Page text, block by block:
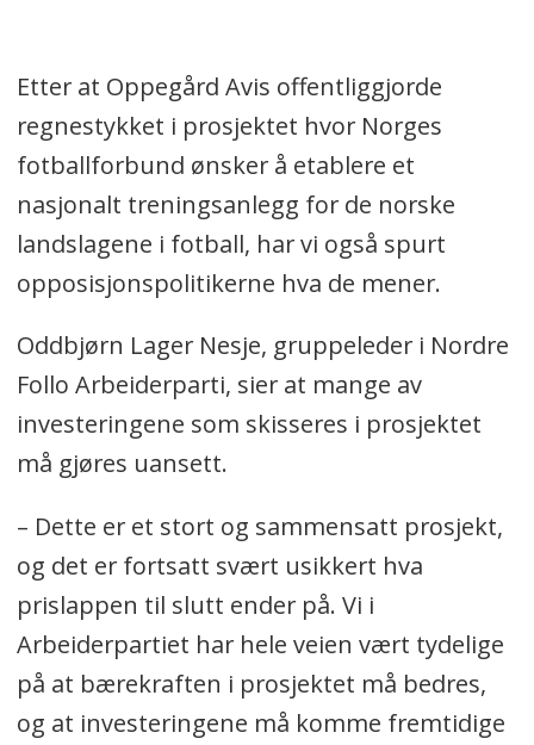
Etter at Oppegård Avis offentliggjorde
regnestykket i prosjektet hvor Norges
fotballforbund ønsker å etablere et
nasjonalt treningsanlegg for de norske
landslagene i fotball, har vi også spurt
opposisjonspolitikerne hva de mener.
Oddbjørn Lager Nesje, gruppeleder i Nordre
Follo Arbeiderparti, sier at mange av
investeringene som skisseres i prosjektet
må gjøres uansett.
– Dette er et stort og sammensatt prosjekt,
og det er fortsatt svært usikkert hva
prislappen til slutt ender på. Vi i
Arbeiderpartiet har hele veien vært tydelige
på at bærekraften i prosjektet må bedres,
og at investeringene må komme fremtidige